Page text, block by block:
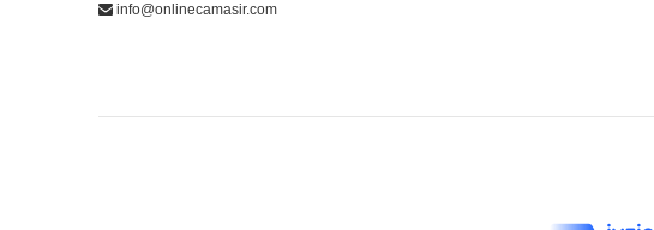
info@onlinecamasir.com